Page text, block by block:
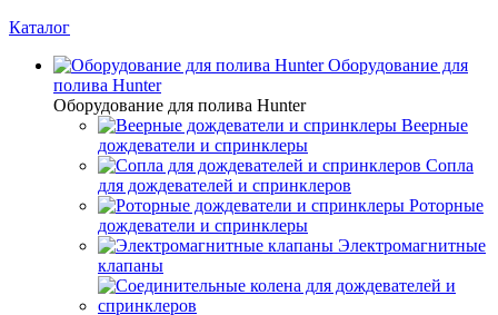
Каталог
Оборудование для
полива Hunter
Оборудование для полива Hunter
Веерные
дождеватели и спринклеры
Сопла
для дождевателей и спринклеров
Роторные
дождеватели и спринклеры
Электромагнитные
клапаны